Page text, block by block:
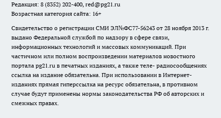
Редакция: 8 (8352) 202-400, red@pg21.ru
Возрастная категория сайта: 16+
Свидетельство о регистрации СМИ ЭЛ№ФС77-56243 от 28 ноября 2013 г.
выдано Федеральной службой по надзору в сфере связи,
информационных технологий и массовых коммуникаций. При
частичном или полном воспроизведении материалов новостного
портала pg21.ru в печатных изданиях, а также теле- радиосообщениях
ссылка на издание обязательна. При использовании в Интернет-
изданиях прямая гиперссылка на ресурс обязательна, в противном
случае будут применены нормы законодательства РФ об авторских и
смежных правах.